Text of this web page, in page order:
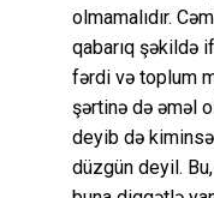
olmamalıdır.
qabarıq şəkildə
fərdi və toplum
şərtinə də əməl
deyib də
düzgün deyil.